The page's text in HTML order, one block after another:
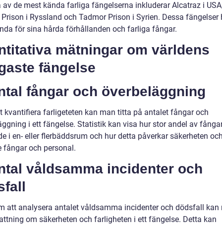
av de mest kända farliga fängelserna inkluderar Alcatraz i
i Ryssland och Tadmor Prison i Syrien. Dessa fängelser
för sina hårda förhållanden och farliga fångar.
mätningar om världens
fängelse
fångar och överbeläggning
kvantifiera farligeteten kan man titta på antalet fångar och
i ett fängelse. Statistik kan visa hur stor andel av
i en- eller flerbäddsrum och hur detta påverkar säkerheten
fångar och personal.
våldsamma incidenter och
att analysera antalet våldsamma incidenter och dödsfall kan
om säkerheten och farligheten i ett fängelse. Detta kan